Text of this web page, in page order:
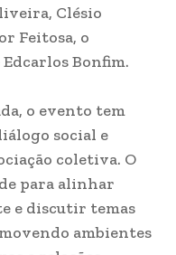
Clésio
Feitosa, o
Bonfim.
o evento tem
social e
coletiva. O
para alinhar
e discutir temas
ambientes